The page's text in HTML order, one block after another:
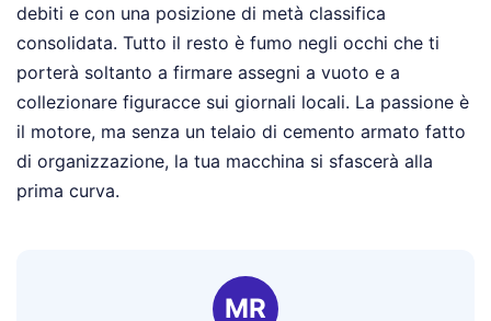
debiti e con una posizione di metà classifica
consolidata. Tutto il resto è fumo negli occhi che ti
porterà soltanto a firmare assegni a vuoto e a
collezionare figuracce sui giornali locali. La passione è
il motore, ma senza un telaio di cemento armato fatto
di organizzazione, la tua macchina si sfascerà alla
prima curva.
MR